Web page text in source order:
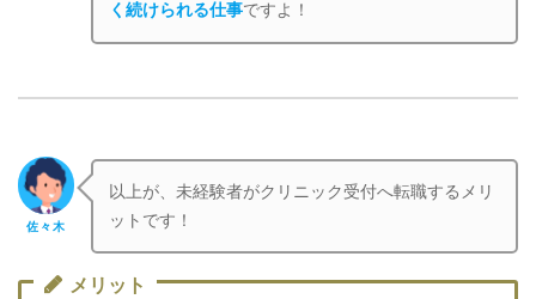
く続けられる仕事ですよ！
佐々木
以上が、未経験者がクリニック受付へ転職するメリ
ットです！
メリット